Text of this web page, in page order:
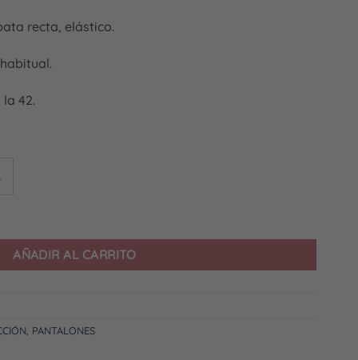
recta, elástico.
42.
AÑADIR AL CARRITO
, PANTALONES